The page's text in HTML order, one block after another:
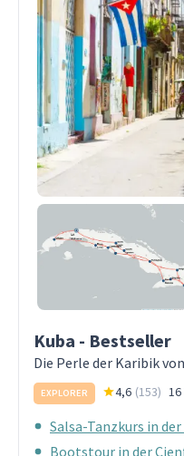
Kuba - Bestseller
Die Perle der Karibik
EXPLORER 4,6 (153) 16
Salsa-Tanzkurs in
Bootstour in der